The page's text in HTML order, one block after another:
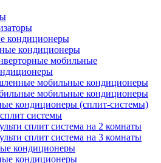
кондиционеры
кондиционеры
мобильные
мобильные кондиционеры
мобильные кондиционеры
кондиционеры (сплит-системы)
системы
сплит система на 2 комнаты
сплит система на 3 комнаты
кондиционеры
кондиционеры